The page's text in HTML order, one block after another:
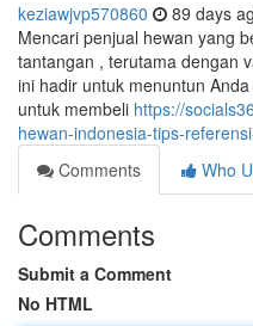
keziawjvp570860 89 days
Mencari penjual hewan yang
tantangan , terutama dengan
ini hadir untuk menuntun
untuk membeli https://
hewan-indonesia-tips-
Comments
Who
Comments
Submit a Comment
No HTML